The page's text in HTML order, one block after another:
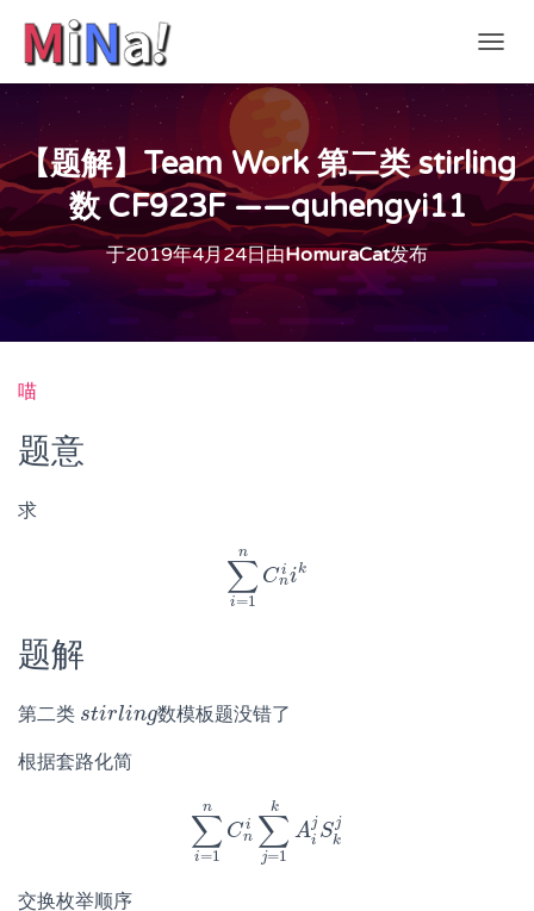
换
航
【题解】Team Work 第二类 stirling
数 CF923F ——quhengyi11
于2019年4月24日由HomuraCat发布
喵
题意
求
∑
i=1
n
C i
nik
∑i= 1nCni
题解
第二类 stirling
stirling
数模板题没错了
根据套路化简
∑
i=1
n
C i
n ∑
j=1
k
Aj
i Sj
k
∑i= 1nC ni∑ =1kAi
交换枚举顺序